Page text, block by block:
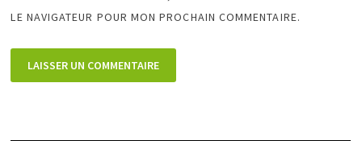
LE NAVIGATEUR POUR MON PROCHAIN COMMENTAIRE.